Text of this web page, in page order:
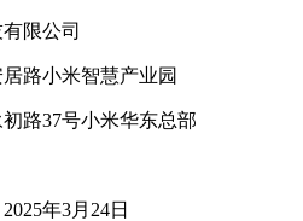
限公司
路小米智慧产业园
路37号小米华东总部
年3月24日